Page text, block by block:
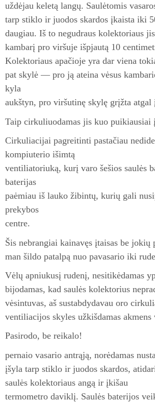
uždėjau keletą langų. Saulėtomis
tarp stiklo ir juodos skardos įkaista iki
daugiau. Iš to negudraus kolektoriaus
kambarį pro viršuje išpjautą 10
Kolektoriaus apačioje yra dar viena
pat skylė — pro ją ateina vėsus
kyla
aukštyn, pro viršutinę skylę grįžta atgal
Taip cirkuliuodamas jis kuo puikiausiai
Cirkuliacijai pagreitinti pastačiau
kompiuterio išimtą
ventiliatoriuką, kurį varo šešios saulės
baterijas
paėmiau iš lauko žibintų, kurių gali
prekybos
centre.
Šis nebrangiai kainavęs įtaisas be jokių
man šildo patalpą nuo pavasario iki
Vėlų apniukusį rudenį, nesitikėdamas
bijodamas, kad saulės kolektorius
vėsintuvas, aš sustabdydavau oro
ventiliacijos skyles užkišdamas akmens
Pasirodo, be reikalo!
pernaio vasario antrąją, norėdamas
įšyla tarp stiklo ir juodos skardos,
saulės kolektoriaus angą ir įkišau
termometro daviklį. Saulės baterijos